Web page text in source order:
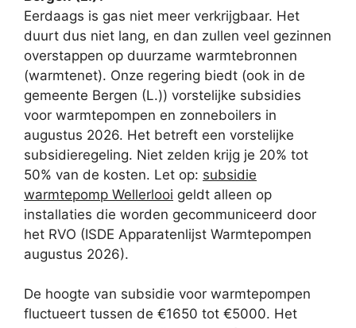
Eerdaags is gas niet meer verkrijgbaar. Het
duurt dus niet lang, en dan zullen veel gezinnen
overstappen op duurzame warmtebronnen
(warmtenet). Onze regering biedt (ook in de
gemeente Bergen (L.)) vorstelijke subsidies
voor warmtepompen en zonneboilers in
augustus 2026. Het betreft een vorstelijke
subsidieregeling. Niet zelden krijg je 20% tot
50% van de kosten. Let op: subsidie
warmtepomp Wellerlooi geldt alleen op
installaties die worden gecommuniceerd door
het RVO (ISDE Apparatenlijst Warmtepompen
augustus 2026).
De hoogte van subsidie voor warmtepompen
fluctueert tussen de €1650 tot €5000. Het